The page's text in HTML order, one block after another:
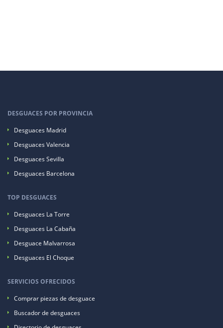
DESGUACES POR PROVINCIA
Desguaces Madrid
Desguaces Valencia
Desguaces Sevilla
Desguaces Barcelona
TOP DESGUACES
Desguaces La Torre
Desguaces La Cabaña
Desguace Malvarrosa
Desguaces El Choque
SERVICIOS OFRECIDOS
Comprar piezas de desguace
Buscador de desguaces